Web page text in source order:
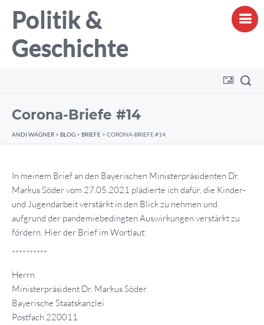
Politik &
Geschichte
Corona-Briefe #14
ANDI WAGNER > BLOG > BRIEFE > CORONA-BRIEFE #14
In meinem Brief an den Bayerischen Ministerpräsidenten Dr.
Markus Söder vom 27.05.2021 plädierte ich dafür, die Kinder-
und Jugendarbeit verstärkt in den Blick zu nehmen und
aufgrund der pandemiebedingten Auswirkungen verstärkt zu
fördern. Hier der Brief im Wortlaut:
**********
Herrn
Ministerpräsident Dr. Markus Söder
Bayerische Staatskanzlei
Postfach 220011